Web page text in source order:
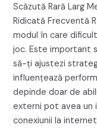
Scăzută Rară Larg
Ridicată Frecventă
modul în care
joc. Este important
să-ți ajustezi
influențează
depinde doar de
externi pot avea un
conexiunii la